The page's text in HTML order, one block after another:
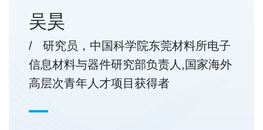
吴昊
/ 研究员，中国科学院东莞材料所电子
信息材料与器件研究部负责人,国家海外
高层次青年人才项目获得者